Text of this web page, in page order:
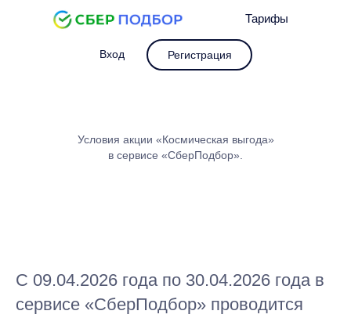
Тарифы
Регистрация
Вход
Условия акции «Космическая выгода»
в сервисе «СберПодбор».
С 09.04.2026 года по 30.04.2026 года в
сервисе «СберПодбор» проводится